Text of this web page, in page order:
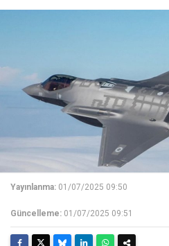
Yayınlanma: 01/07/2025 09:50
Güncelleme: 01/07/2025 09:51